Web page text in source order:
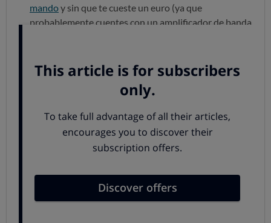
mandoy sin que te cueste un euro (ya que
probablemente cuentes con un amplificador de banda
solucionado. Si no es así, pasa al punto 2.
2. Si formas parte de una comunidad de vecinos y
no eres el presidente:más de un millón de edificios
(los que tienen centralita programable o amplificador
monocanal) tienen que cambiar la instalación. Se
ocupa el presidente y/o el administrador. Si no eres
presidente, déjales hacer y ten en cuenta que quizás
(el coste puede alcanzar los 500 euros por edificio
pero las ayudas van de 100 a 450 euros).